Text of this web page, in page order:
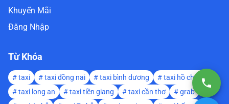
Khuyến Mãi
Đăng Nhập
Từ Khóa
#taxi #taxi đồng nai #taxi bình dương #taxi hồ chí minh
#taxi long an #taxi tiền giang #taxi cần thơ #grab